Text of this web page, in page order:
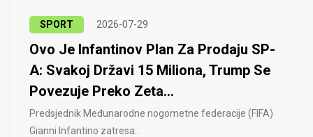
SPORT 2026-07-29
Ovo Je Infantinov Plan Za Prodaju SP-
A: Svakoj Državi 15 Miliona, Trump Se
Povezuje Preko Zeta...
Predsjednik Međunarodne nogometne federacije (FIFA)
Gianni Infantino zatresa..